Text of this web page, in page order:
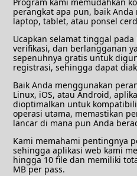
Program kami memudahkan
perangkat apa pun, baik
laptop, tablet, atau ponsel
Ucapkan selamat tinggal
verifikasi, dan berlangganan
sepenuhnya gratis untuk
registrasi, sehingga dapat
Baik Anda menggunakan
Linux, iOS, atau Android,
dioptimalkan untuk
operasi utama, memastikan
lancar di mana pun Anda
Kami memahami pentingnya
sehingga aplikasi web kami
hingga 10 file dan memiliki
MB per pass.